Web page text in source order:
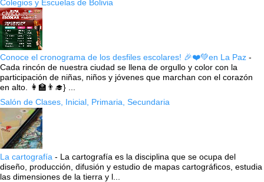
Colegios y Escuelas de Bolivia
Conoce el cronograma de los desfiles escolares! 🎉❤️💚en La Paz -
Cada rincón de nuestra ciudad se llena de orgullo y color con la
participación de niñas, niños y jóvenes que marchan con el corazón
en alto. 👩‍🏫👨‍🎓} ...
Salón de Clases, Inicial, Primaria, Secundaria
La cartografía - La cartografía es la disciplina que se ocupa del
diseño, producción, difusión y estudio de mapas cartográficos, estudia
las dimensiones de la tierra y l...